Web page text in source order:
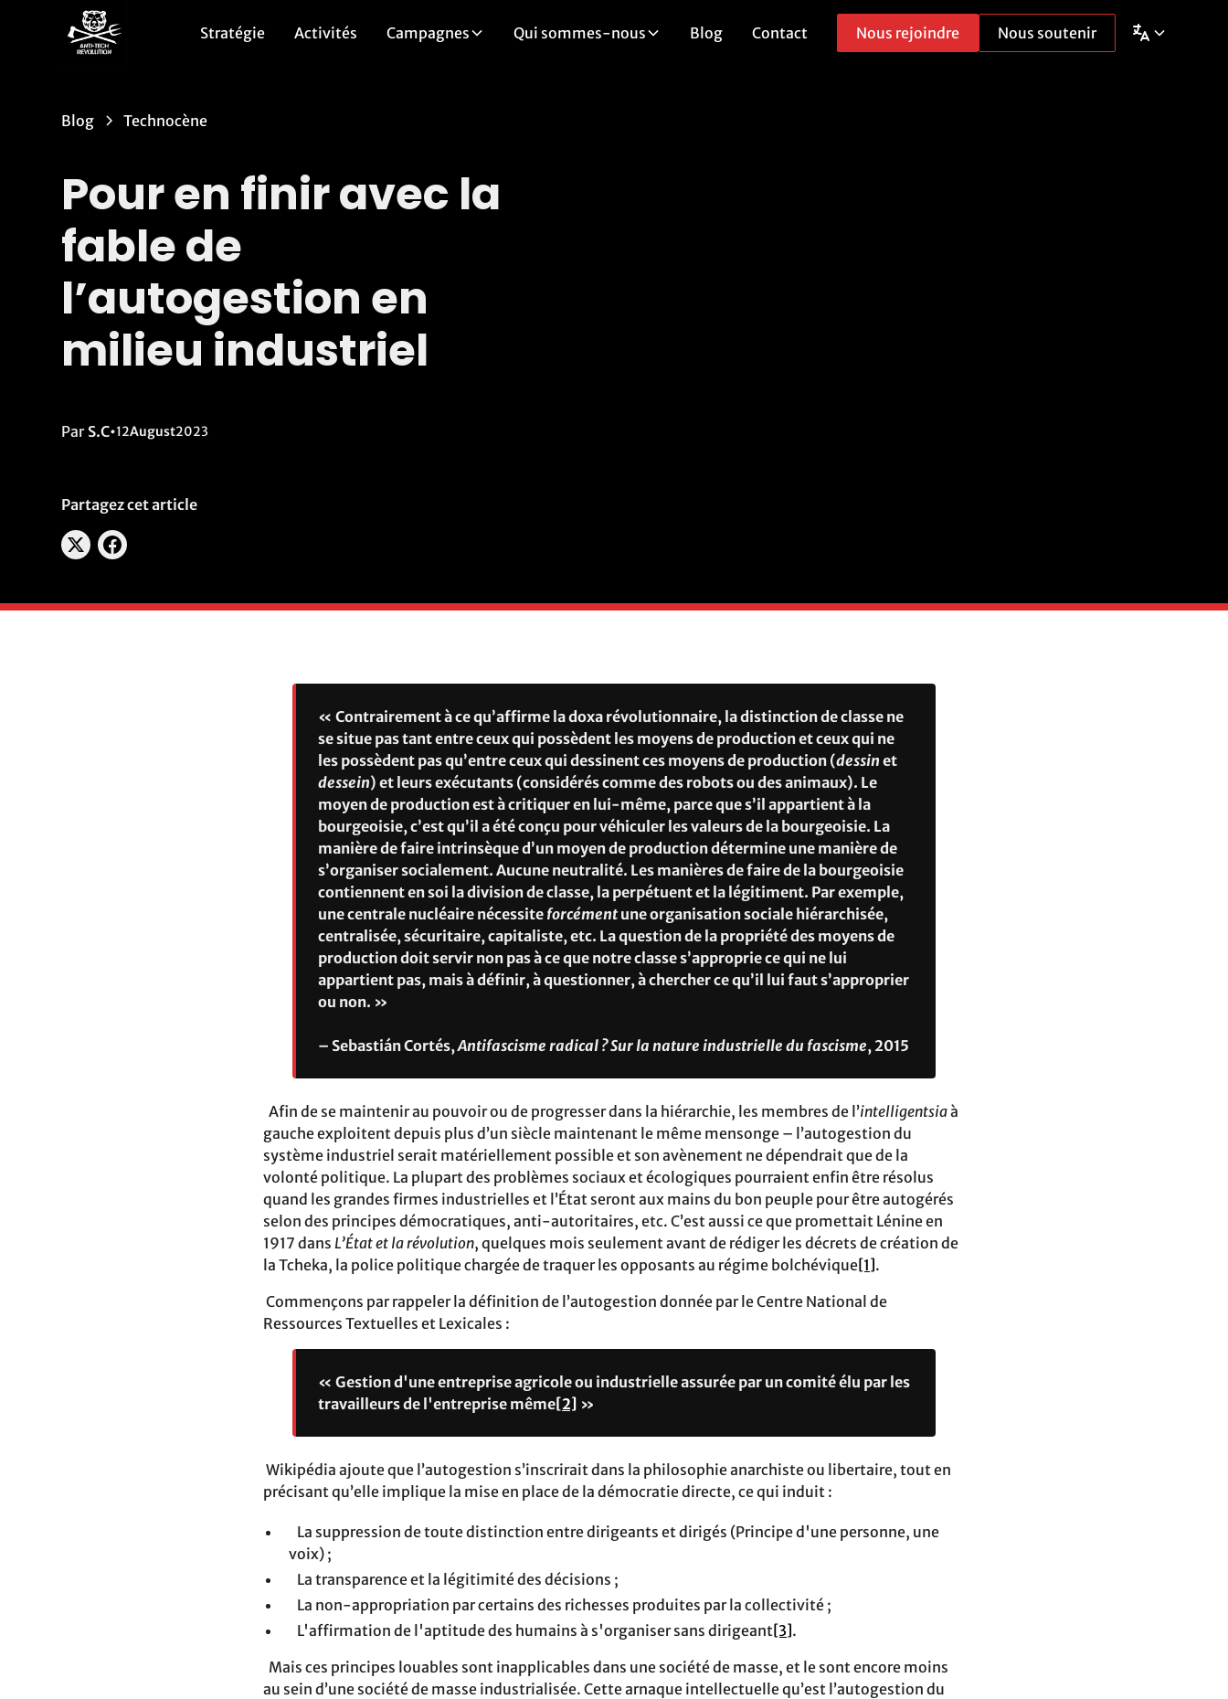
Stratégie Activités Campagnes Qui sommes-nous Blog Contact Nous rejoindre Nous soutenir
Blog Technocène
Pour en finir avec la
fable de
l’autogestion en
milieu industriel
Par S.C•12August2023
Partagez cet article
« Contrairement à ce qu’affirme la doxa révolutionnaire, la distinction de classe ne
se situe pas tant entre ceux qui possèdent les moyens de production et ceux qui ne
les possèdent pas qu’entre ceux qui dessinent ces moyens de production (dessin et
dessein) et leurs exécutants (considérés comme des robots ou des animaux). Le
moyen de production est à critiquer en lui-même, parce que s’il appartient à la
bourgeoisie, c’est qu’il a été conçu pour véhiculer les valeurs de la bourgeoisie. La
manière de faire intrinsèque d’un moyen de production détermine une manière de
s’organiser socialement. Aucune neutralité. Les manières de faire de la bourgeoisie
contiennent en soi la division de classe, la perpétuent et la légitiment. Par exemple,
une centrale nucléaire nécessite forcément une organisation sociale hiérarchisée,
centralisée, sécuritaire, capitaliste, etc. La question de la propriété des moyens de
production doit servir non pas à ce que notre classe s’approprie ce qui ne lui
appartient pas, mais à définir, à questionner, à chercher ce qu’il lui faut s’approprier
ou non. »
– Sebastián Cortés,Antifascisme radical ? Sur la nature industrielle du fascisme, 2015
Afin de se maintenir au pouvoir ou de progresser dans la hiérarchie, les membres de l’intelligentsiaà
gauche exploitent depuis plus d’un siècle maintenant le même mensonge – l’autogestion du
système industriel serait matériellement possible et son avènement ne dépendrait que de la
volonté politique. La plupart des problèmes sociaux et écologiques pourraient enfin être résolus
quand les grandes firmes industrielles et l’État seront aux mains du bon peuple pour être autogérés
selon des principes démocratiques, anti-autoritaires, etc. C’est aussi ce que promettait Lénine en
1917 dans L’État et la révolution, quelques mois seulement avant de rédiger les décrets de création de
la Tcheka, la police politique chargée de traquer les opposants au régime bolchévique[1].
Commençons par rappeler la définition de l’autogestion donnée par le Centre National de
Ressources Textuelles et Lexicales :
« Gestion d'une entreprise agricole ou industrielle assurée par un comité élu par les
travailleurs de l'entreprise même[2] »
Wikipédia ajoute que l’autogestion s’inscrirait dans la philosophie anarchiste ou libertaire, tout en
précisant qu’elle implique la mise en place de la démocratie directe, ce qui induit :
La suppression de toute distinction entre dirigeants et dirigés (Principe d'une personne, une
voix) ;
La transparence et la légitimité des décisions ;
La non-appropriation par certains des richesses produites par la collectivité ;
L'affirmation de l'aptitude des humains à s'organiser sans dirigeant[3].
Mais ces principes louables sont inapplicables dans une société de masse, et le sont encore moins
au sein d’une société de masse industrialisée. Cette arnaque intellectuelle qu’est l’autogestion du